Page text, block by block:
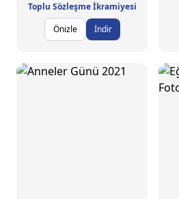
Toplu Sözleşme İkramiyesi
Önizle
İndir